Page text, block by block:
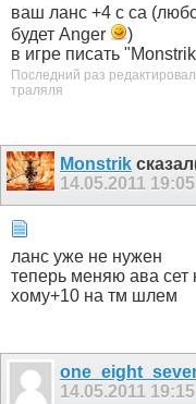
ваш ланс +4 с са
будет Anger
)
в игре писать
Последний раз
траляля
Monstrik
14.05.2011 19:05
ланс уже не нужен
теперь меняю ава сет
хому+10 на тм шлем
14.05.2011 19:15